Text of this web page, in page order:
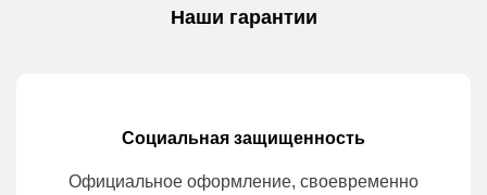
Наши гарантии
Социальная защищенность
Официальное оформление, своевременно